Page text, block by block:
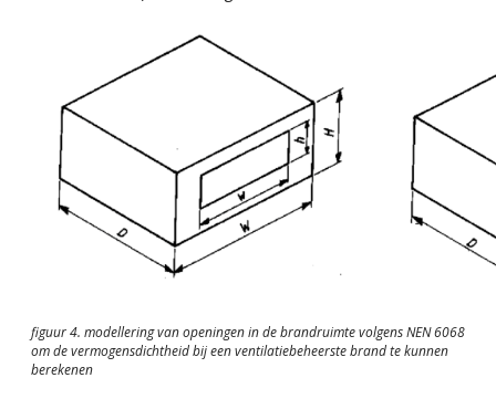
figuur 4. modellering van openingen in de brandruimte volgens NEN 6068
om de vermogensdichtheid bij een ventilatiebeheerste brand te kunnen
berekenen